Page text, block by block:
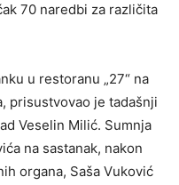
70 naredbi za različita
u restoranu „27“ na
prisustvovao je tadašnji
Veselin Milić. Sumnja
na sastanak, nakon
organa, Saša Vuković